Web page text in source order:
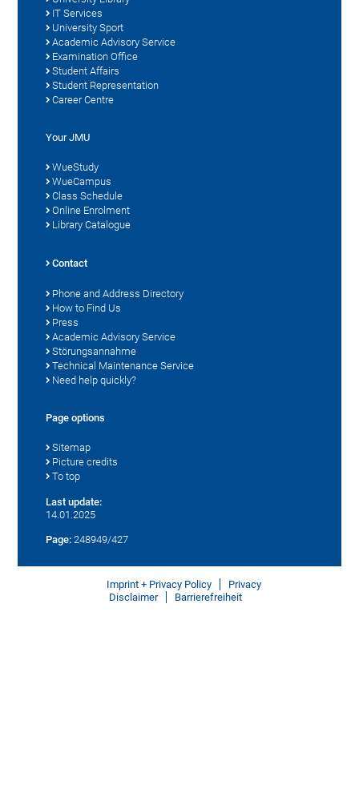
IT Services
University Sport
Academic Advisory Service
Examination Office
Student Affairs
Student Representation
Career Centre
Your JMU
WueStudy
WueCampus
Class Schedule
Online Enrolment
Library Catalogue
Contact
Phone and Address Directory
How to Find Us
Press
Academic Advisory Service
Störungsannahme
Technical Maintenance Service
Need help quickly?
Page options
Sitemap
Picture credits
To top
Last update:
14.01.2025
Page: 248949/427
Imprint + Privacy Policy
Privacy
Disclaimer
Barrierefreiheit